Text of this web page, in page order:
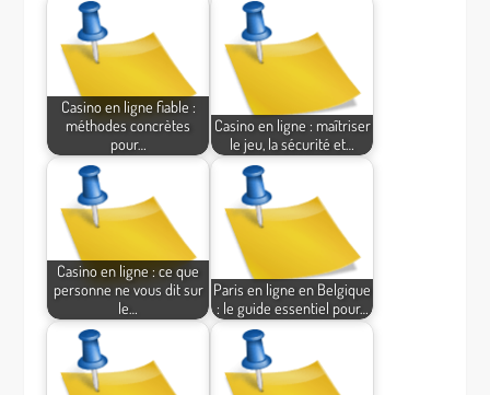
Casino en ligne fiable :
méthodes concrètes
pour…
Casino en ligne : maîtriser
le jeu, la sécurité et…
Casino en ligne : ce que
personne ne vous dit sur
le…
Paris en ligne en Belgique
: le guide essentiel pour…